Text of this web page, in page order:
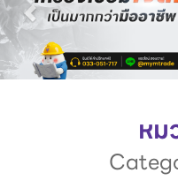
หม